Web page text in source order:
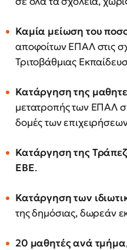
Καμία μείωση του
αποφοίτων ΕΠΑΛ στις
Τριτοβάθμιας
Κατάργηση της
μετατροπής των ΕΠΑΛ
δομές των
Κατάργηση της
ΕΒΕ.
Κατάργηση των
της δημόσιας, δωρεάν
20 μαθητές ανά τμήμα